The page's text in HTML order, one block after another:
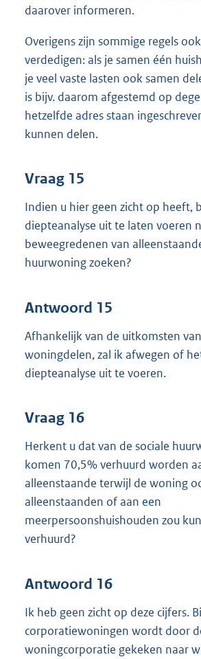
daarover informeren.
Overigens zijn sommige regels
verdedigen: als je samen één
je veel vaste lasten ook samen
is bijv. daarom afgestemd op
hetzelfde adres staan
kunnen delen.
Vraag 15
Indien u hier geen zicht op heeft,
diepteanalyse uit te laten voeren
beweegredenen van
huurwoning zoeken?
Antwoord 15
Afhankelijk van de uitkomsten
woningdelen, zal ik afwegen of
diepteanalyse uit te voeren.
Vraag 16
Herkent u dat van de sociale
komen 70,5% verhuurd worden
alleenstaande terwijl de woning
alleenstaanden of aan een
meerpersoonshuishouden zou
verhuurd?
Antwoord 16
Ik heb geen zicht op deze cijfers.
corporatiewoningen wordt door
woningcorporatie gekeken naar